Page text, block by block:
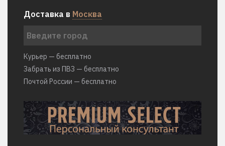
Доставка в Москва
Курьер — бесплатно
Забрать из ПВЗ — бесплатно
Почтой России — бесплатно